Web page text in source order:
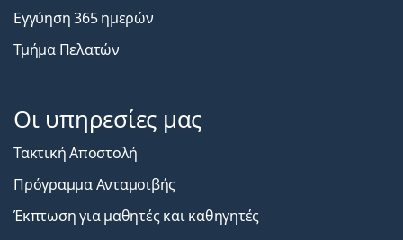
Εγγύηση 365 ημερών
Τμήμα Πελατών
Οι υπηρεσίες μας
Τακτική Αποστολή
Πρόγραμμα Ανταμοιβής
Έκπτωση για μαθητές και καθηγητές